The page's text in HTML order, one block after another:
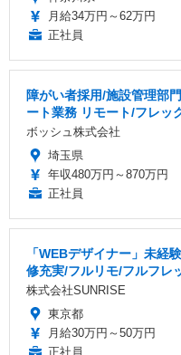
月給34万円～62万円
正社員
障がい者採用/施設管理部
ート業務 リモート/フレッ
ボッシュ株式会社
埼玉県
年収480万円～870万円
正社員
「WEBデザイナー」未経
修充実/フルリモ/フルフレ
株式会社SUNRISE
東京都
月給30万円～50万円
正社員